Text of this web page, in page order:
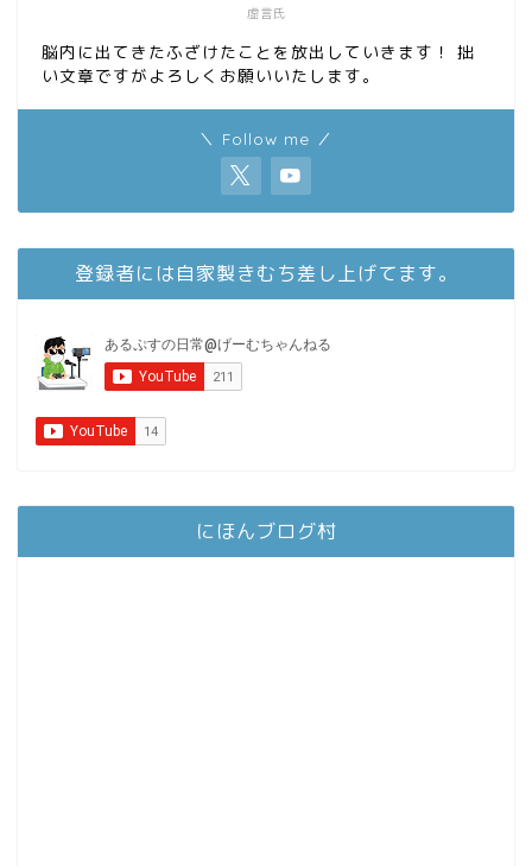
虚言氏
脳内に出てきたふざけたことを放出していきます！ 拙
い文章ですがよろしくお願いいたします。
＼ Follow me ／
登録者には自家製きむち差し上げてます。
にほんブログ村